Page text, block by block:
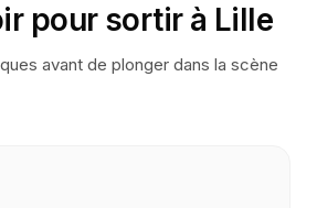
pour sortir à Lille
avant de plonger dans la scène